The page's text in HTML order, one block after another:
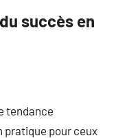
succès en
tendance
pour ceux